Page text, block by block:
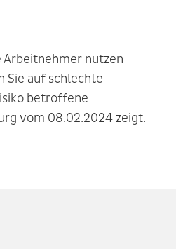
Arbeitnehmer nutzen
Sie auf schlechte
betroffene
vom 08.02.2024 zeigt.